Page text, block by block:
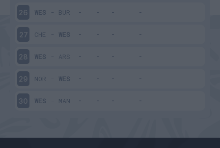
26 WES - BUR
27 CHE - WES
28 WES - ARS
29 NOR - WES
30 WES - MAN